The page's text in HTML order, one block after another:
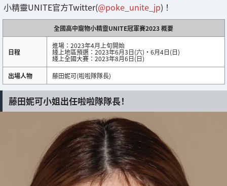
小精靈UNITE官方Twitter(@poke_unite_jp)！
全國高中寵物小精靈UNITE冠軍賽2023 概要
日程
進場：2023年4月上旬開始
綫上地區預選：2023年6月3日(六)・6月4日(日)
綫上全國大賽：2023年8月6日(日)
出場人物
藤田妮可(啦啦隊隊長)
藤田妮可小姐出任啦啦隊隊長！